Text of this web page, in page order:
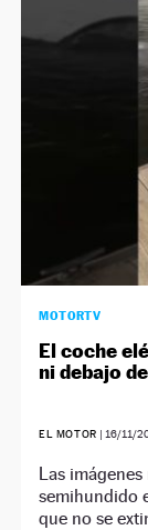
MOTORTV
El coche
ni debajo
EL MOTOR | 16/11/
Las
semihundido
que no se